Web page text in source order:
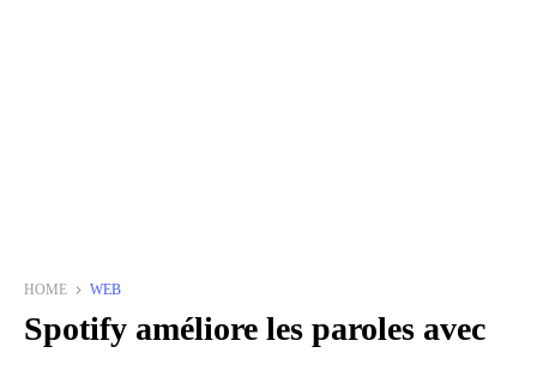
HOME WEB
Spotify améliore les paroles avec